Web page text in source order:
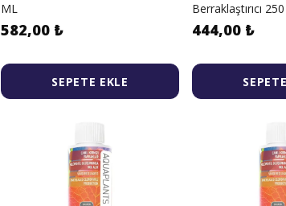
ML
582,00 ₺
SEPETE EKLE
Berraklaştırıcı
444,00 ₺